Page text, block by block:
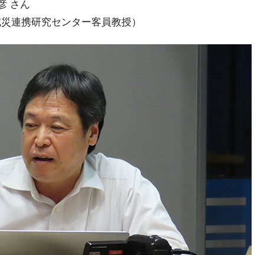
さん
連携研究センター客員教授）